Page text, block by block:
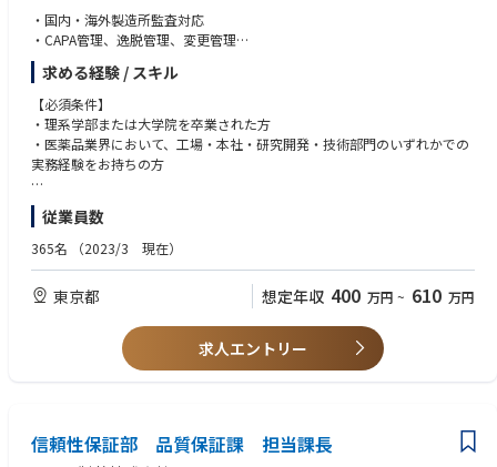
・国内・海外製造所監査対応
・CAPA管理、逸脱管理、変更管理
・品質情報対応
・取決め書の締結
・市場出荷管理
・教育訓練・文書管理
・自己点検、査察対応など
求める経験 / スキル
【必須条件】
・理系学部または大学院を卒業された方
・医薬品業界において、工場・本社・研究開発・技術部門のいずれかでの
実務経験をお持ちの方
【歓迎条件】
・医薬品原薬または製剤の製造工場での勤務経験
・薬剤師免許をお持ちの方
従業員数
365名 （2023/3 現在）
東京都 想定年収 400 万円 ~ 610 万円
求人エントリー
信頼性保証部 品質保証課 担当課長